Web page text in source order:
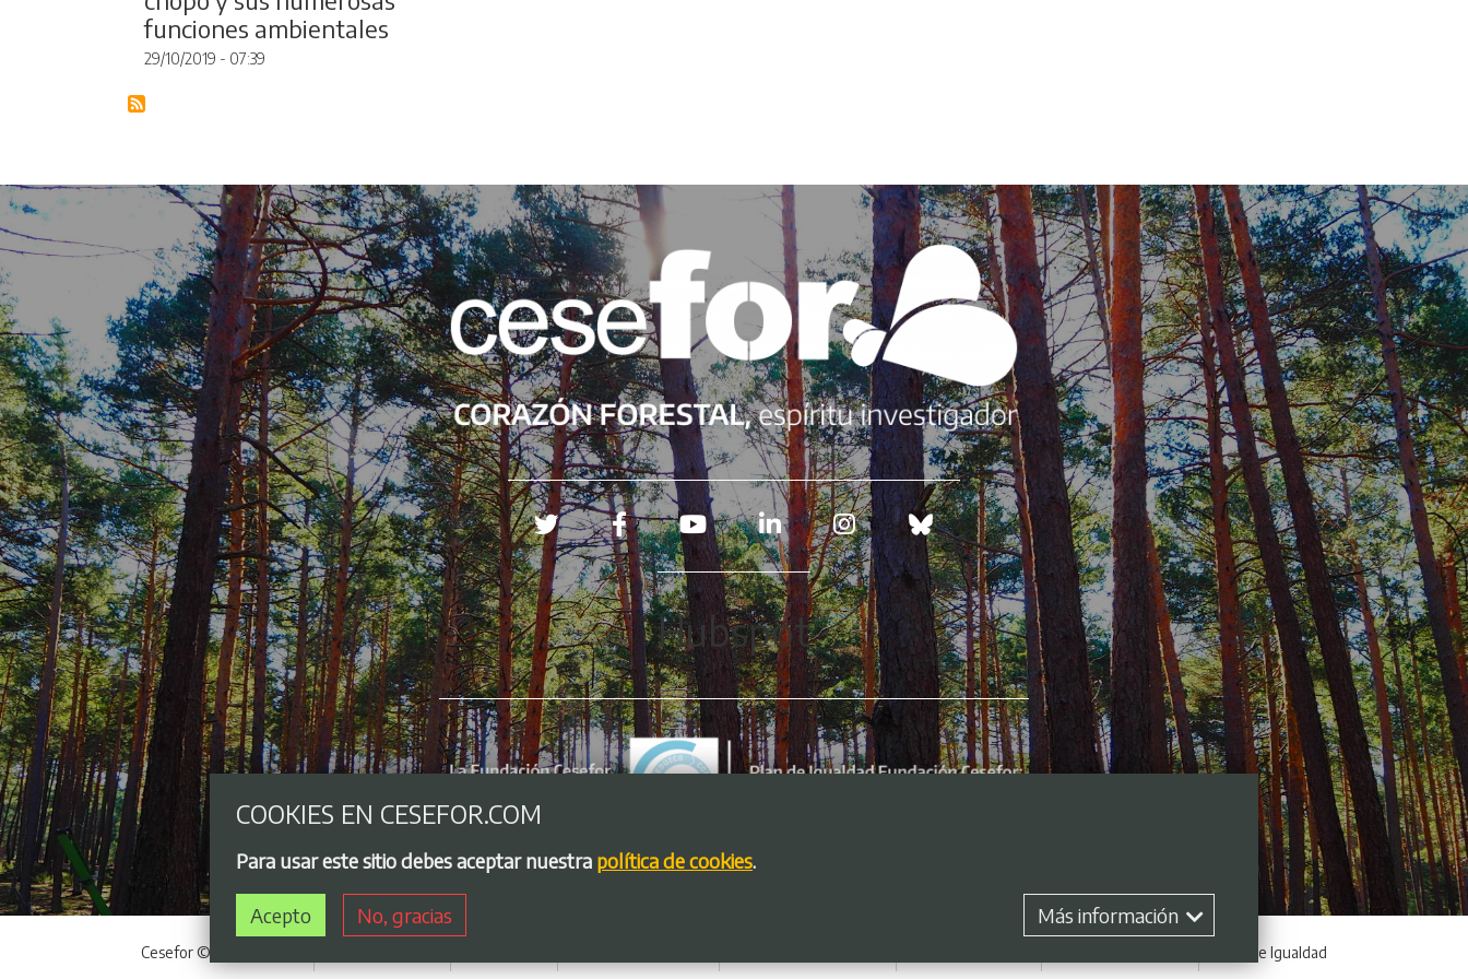
funciones ambientales
29/10/2019 - 07:39
Redes sociales
Hubspot
Cesefor © 2021 - 2026 Plan de Igualdad
COOKIES EN CESEFOR.COM
Para usar este sitio debes aceptar nuestra política de cookies.
Acepto No, gracias Más información